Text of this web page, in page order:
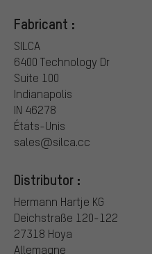
Fabricant :
SILCA
6400 Technology Dr
Suite 100
Indianapolis
IN 46278
États-Unis
sales@silca.cc
Distributor :
Hermann Hartje KG
Deichstraße 120-122
27318 Hoya
Allemagne